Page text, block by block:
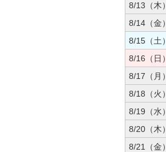
8/13（木）
8/14（金）
8/15（土）
8/16（日）
8/17（月）
8/18（火）
8/19（水）
8/20（木）
8/21（金）